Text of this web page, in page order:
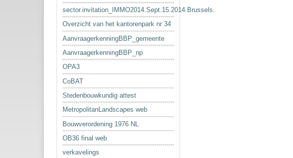
sector.invitation_IMMO2014.Sept.15.2014.Brussels.
Overzicht van het kantorenpark nr 34
AanvraagerkenningBBP_gemeente
AanvraagerkenningBBP_np
OPA3
CoBAT
Stedenbouwkundig attest
MetropolitanLandscapes web
Bouwverordening 1976 NL
OB36 final web
verkavelings